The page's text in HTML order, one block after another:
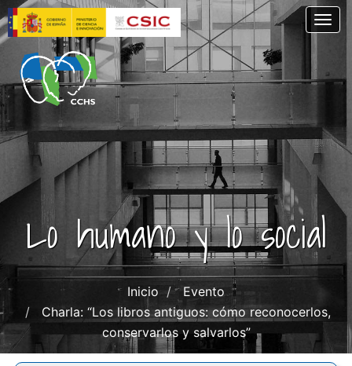
Pasar
al
contenido
principal
Lo humano y lo social
Inicio
Evento
Charla: “Los libros antiguos: cómo reconocerlos,
conservarlos y salvarlos”